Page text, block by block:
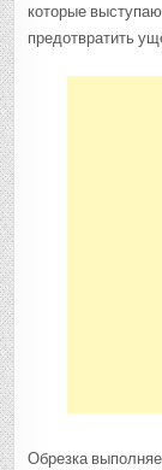
которые
предотвратить
Обрезка